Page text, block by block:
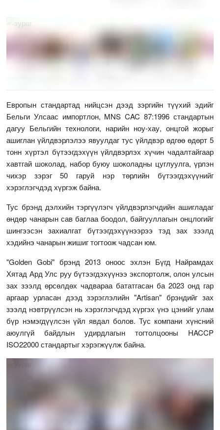
Европын стандартад нийцсэн дээд зэргийн түүхий эдийг
Бельги Улсаас импортлон, MNS CAC 87:1996 стандартын
дагуу Бельгийн технологи, нарийн ноу-хау, онцгой жорыг
ашиглан үйлдвэрлэлээ явуулдаг тус үйлдвэр өдгөө өдөрт 5
тонн хүртэл бүтээгдэхүүн үйлдвэрлэх хүчин чадалтайгаар
хавтгай шоколад, набор буюу шоколадны цуглуулга, үрлэн
чихэр зэрэг 50 гаруй нэр төрлийн бүтээгдэхүүнийг
хэрэглэгчдэд хүргэж байна.
Тус брэнд дэлхийн тэргүүлэгч үйлдвэрлэгчдийн ашигладаг
өндөр чанарын сав баглаа боодол, байгууллагын онцлогийг
шингээсэн захиалгат бүтээгдэхүүнээрээ тэд зах зээлд
хэдийнэ чанарын жишиг тогтоож чадсан юм.
"Golden Gobi" брэнд 2013 оноос эхлэн Бүгд Найрамдах
Хятад Ард Улс руу бүтээгдэхүүнээ экспортолж, олон улсын
зах зээлд өрсөлдөх чадвараа бататгасан ба 2023 онд гар
аргаар урласан дээд зэрэглэлийн "Artisan" брэндийг зах
зээлд нэвтрүүлсэн нь хэрэглэгчдэд хүргэх үнэ цэнийг улам
бүр нэмэгдүүлсэн үйл явдал болов. Тус компани хүнсний
аюулгүй байдлын удирдлагын тогтолцооны HACCP
ISO22000 стандартыг хэрэгжүүлж байна.